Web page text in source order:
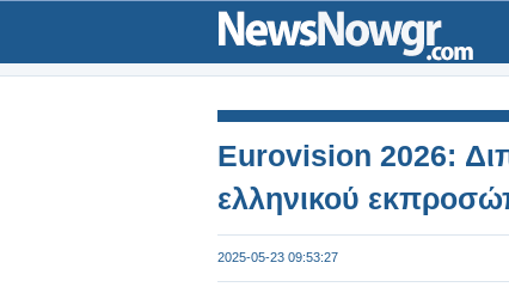
Eurovision 2026:
ελληνικού
2025-05-23 09:53:27